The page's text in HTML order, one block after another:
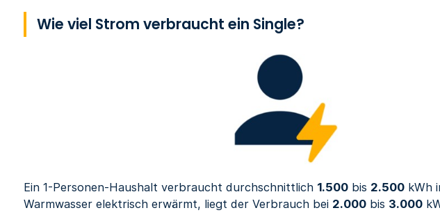
Wie viel Strom verbraucht ein Single?
Ein 1-Personen-Haushalt verbraucht durchschnittlich 1.500 bis 2.500 kWh
Warmwasser elektrisch erwärmt, liegt der Verbrauch bei 2.000 bis 3.000